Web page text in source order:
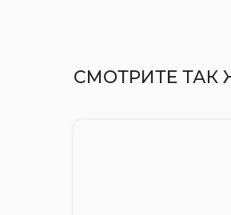
СМОТРИТЕ ТАК